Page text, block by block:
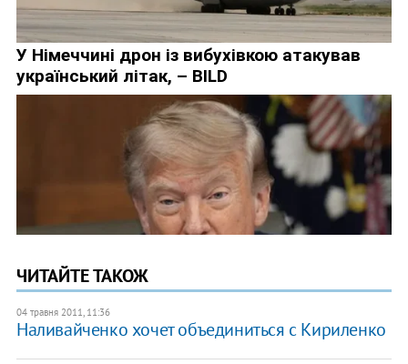
ЧИТАЙТЕ ТАКОЖ
04 травня 2011, 11:36
Наливайченко хочет объединиться с Кириленко